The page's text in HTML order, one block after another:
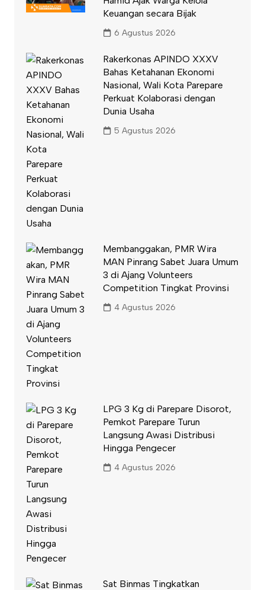
Keuangan secara Bijak
6 Agustus 2026
Rakerkonas APINDO XXXV
Bahas Ketahanan Ekonomi
Nasional, Wali Kota Parepare
Perkuat Kolaborasi dengan
Dunia Usaha
5 Agustus 2026
Membanggakan, PMR Wira
MAN Pinrang Sabet Juara Umum
3 di Ajang Volunteers
Competition Tingkat Provinsi
4 Agustus 2026
LPG 3 Kg di Parepare Disorot,
Pemkot Parepare Turun
Langsung Awasi Distribusi
Hingga Pengecer
4 Agustus 2026
Sat Binmas Tingkatkan